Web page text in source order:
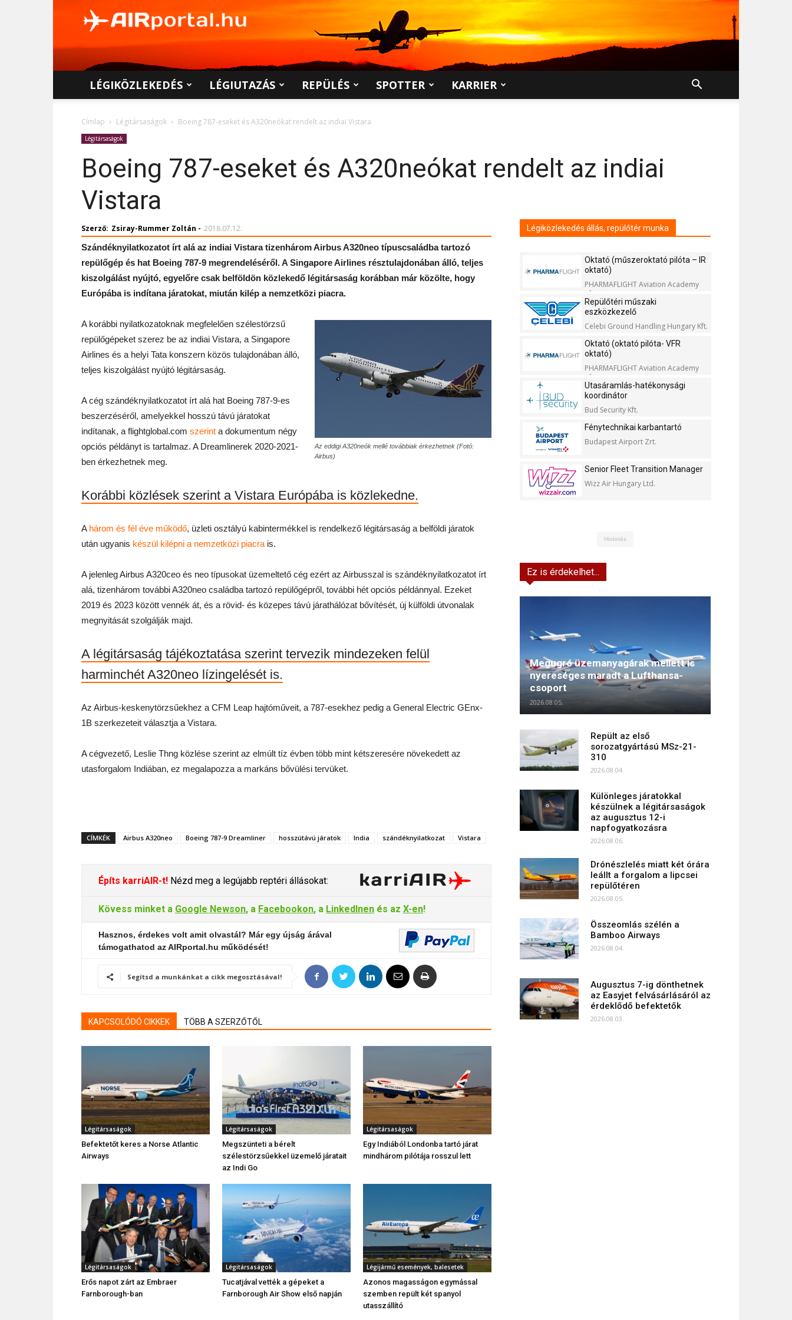
LÉGIKÖZLEKEDÉS LÉGIUTAZÁS REPÜLÉS SPOTTER KARRIER
Címlap Légitársaságok Boeing 787-eseket és A320neókat rendelt az indiai Vistara
Légitársaságok
Boeing 787-eseket és A320neókat rendelt az indiai
Vistara
Szerző: Zsiray-Rummer Zoltán - 2018.07.12.
Szándéknyilatkozatot írt alá az indiai Vistara tizenhárom Airbus A320neo típuscsaládba tartozó
repülőgép és hat Boeing 787-9 megrendeléséről. A Singapore Airlines résztulajdonában álló, teljes
kiszolgálást nyújtó, egyelőre csak belföldön közlekedő légitársaság korábban már közölte, hogy
Európába is indítana járatokat, miután kilép a nemzetközi piacra.
Az eddigi A320neók mellé továbbiak érkezhetnek (Fotó:
Airbus)
A korábbi nyilatkozatoknak megfelelően szélestörzsű
repülőgépeket szerez be az indiai Vistara, a Singapore
Airlines és a helyi Tata konszern közös tulajdonában álló,
teljes kiszolgálást nyújtó légitársaság.
A cég szándéknyilatkozatot írt alá hat Boeing 787-9-es
beszerzéséről, amelyekkel hosszú távú járatokat
indítanak, a flightglobal.com szerint a dokumentum négy
opciós példányt is tartalmaz. A Dreamlinerek 2020-2021-
ben érkezhetnek meg.
Korábbi közlések szerint a Vistara Európába is közlekedne.
A három és fél éve működő, üzleti osztályú kabintermékkel is rendelkező légitársaság a belföldi járatok
után ugyanis készül kilépni a nemzetközi piacra is.
A jelenleg Airbus A320ceo és neo típusokat üzemeltető cég ezért az Airbusszal is szándéknyilatkozatot írt
alá, tizenhárom további A320neo családba tartozó repülőgépről, további hét opciós példánnyal. Ezeket
2019 és 2023 között vennék át, és a rövid- és közepes távú járathálózat bővítését, új külföldi útvonalak
megnyitását szolgálják majd.
A légitársaság tájékoztatása szerint tervezik mindezeken felül
harminchét A320neo lízingelését is.
Az Airbus-keskenytörzsűekhez a CFM Leap hajtóműveit, a 787-esekhez pedig a General Electric GEnx-
1B szerkezeteit választja a Vistara.
A cégvezető, Leslie Thng közlése szerint az elmúlt tíz évben több mint kétszeresére növekedett az
utasforgalom Indiában, ez megalapozza a markáns bővülési tervüket.
CÍMKÉK Airbus A320neo Boeing 787-9 Dreamliner hosszútávú járatok India szándéknyilatkozat Vistara
Építs karriAIR-t! Nézd meg a legújabb reptéri állásokat:
Kövess minket a Google Newson, a Facebookon, a LinkedInen és az X-en!
Hasznos, érdekes volt amit olvastál? Már egy újság árával
támogathatod az AIRportal.hu működését!
Segítsd a munkánkat a cikk megosztásával!
KAPCSOLÓDÓ CIKKEK TÖBB A SZERZŐTŐL
Légitársaságok
Befektetőt keres a Norse Atlantic
Airways
Légitársaságok
Megszünteti a bérelt
szélestörzsűekkel üzemelő járatait
az Indi Go
Légitársaságok
Egy Indiából Londonba tartó járat
mindhárom pilótája rosszul lett
Légitársaságok
Erős napot zárt az Embraer
Farnborough-ban
Légitársaságok
Tucatjával vették a gépeket a
Farnborough Air Show első napján
Légijármű események, balesetek
Azonos magasságon egymással
szemben repült két spanyol
utasszállító
Légiközlekedés állás, repülőtér munka
Oktató (műszeroktató pilóta – IR
oktató)
PHARMAFLIGHT Aviation Academy
Kft.
Repülőtéri műszaki
eszközkezelő
Celebi Ground Handling Hungary Kft.
Oktató (oktató pilóta- VFR
oktató)
PHARMAFLIGHT Aviation Academy
Kft.
Utasáramlás-hatékonysági
koordinátor
Bud Security Kft.
Fénytechnikai karbantartó
Budapest Airport Zrt.
Senior Fleet Transition Manager
Wizz Air Hungary Ltd.
Hirdetés
Ez is érdekelhet...
Megugró üzemanyagárak mellett is
nyereséges maradt a Lufthansa-
csoport
2026.08.05.
Repült az első
sorozatgyártású MSz-21-
310
2026.08.04.
Különleges járatokkal
készülnek a légitársaságok
az augusztus 12-i
napfogyatkozásra
2026.08.06.
Drónészlelés miatt két órára
leállt a forgalom a lipcsei
repülőtéren
2026.08.05.
Összeomlás szélén a
Bamboo Airways
2026.08.04.
Augusztus 7-ig dönthetnek
az Easyjet felvásárlásáról az
érdeklődő befektetők
2026.08.03.